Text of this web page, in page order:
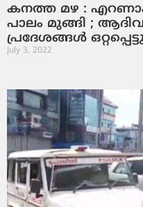
കനത്ത മഴ :
പാലം മുങ്ങി ;
പ്രദേശങ്ങള്‍
July 3, 2022